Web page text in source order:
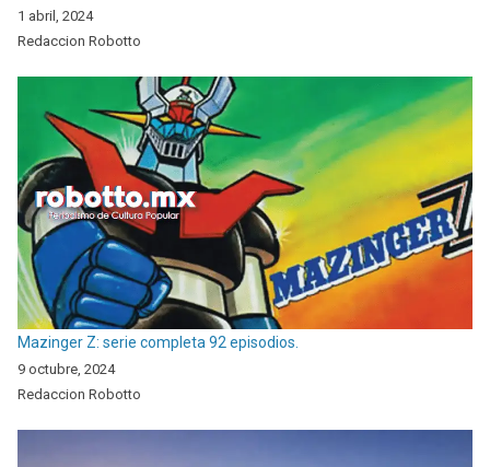
1 abril, 2024
Redaccion Robotto
Mazinger Z: serie completa 92 episodios.
9 octubre, 2024
Redaccion Robotto